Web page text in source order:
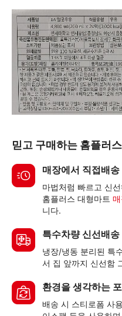
믿고 구매하는 홈플러스
매장에서 직접배
마법처럼 빠르고 신선
홈플러스 대형마트
니다.
특수차량 신선배송
냉장/냉동 분리된 특
서 집 앞까지 신선함
환경을 생각하는
배송 시 스티로폼 사